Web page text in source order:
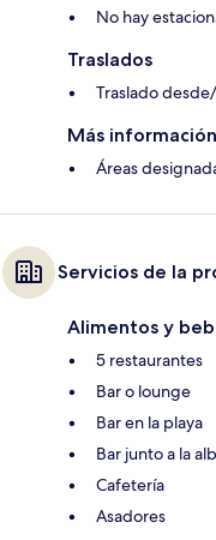
No hay
Traslados
Traslado
Más información
Áreas
Servicios de la
Alimentos y
5 restaurantes
Bar o lounge
Bar en la playa
Bar junto a la
Cafetería
Asadores